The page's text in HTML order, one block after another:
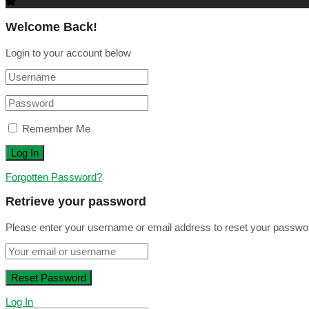
Welcome Back!
Login to your account below
Remember Me
Forgotten Password?
Retrieve your password
Please enter your username or email address to reset your
Log In